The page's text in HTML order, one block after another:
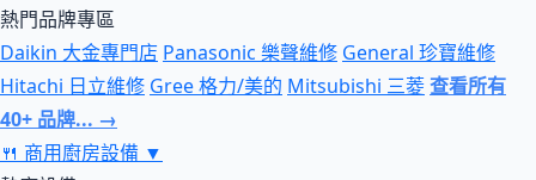
熱門品牌專區
Daikin 大金專門店 Panasonic 樂聲維修 General 珍寶維修
Hitachi 日立維修 Gree 格力/美的 Mitsubishi 三菱查看所有
40+ 品牌... →
🍴 商用廚房設備 ▼